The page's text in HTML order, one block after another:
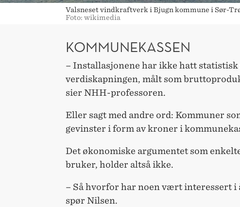
Valsneset vindkraftverk i Bjugn kommune i Sør-
Foto: wikimedia
KOMMUNEKASSEN
– Installasjonene har ikke hatt
verdiskapningen, målt som
sier NHH-professoren.
Eller sagt med andre ord: Kommuner
gevinster i form av kroner i
Det økonomiske argumentet som
bruker, holder altså ikke.
– Så hvorfor har noen vært interessert i
spør Nilsen.